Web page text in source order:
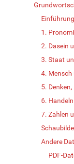
Einführung
1.
2. Dasein
3. Staat
4. Mensch
5.
6.
7. Zahlen
Andere
PDF-